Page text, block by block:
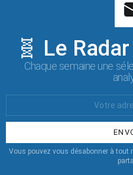
🧬 Le
Chaque semaine une
:
Vous pouvez vous désabonner à tout